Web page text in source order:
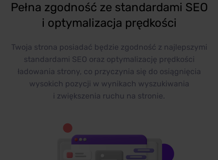
Pełna zgodność ze standardami SEO
i optymalizacja prędkości
Twoja strona posiadać będzie zgodność z najlepszymi
standardami SEO oraz optymalizację prędkości
ładowania strony, co przyczynia się do osiągnięcia
wysokich pozycji w wynikach wyszukiwania
i zwiększenia ruchu na stronie.